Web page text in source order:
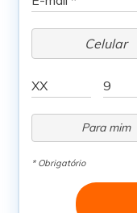
Celular
Para mim
* Obrigatório